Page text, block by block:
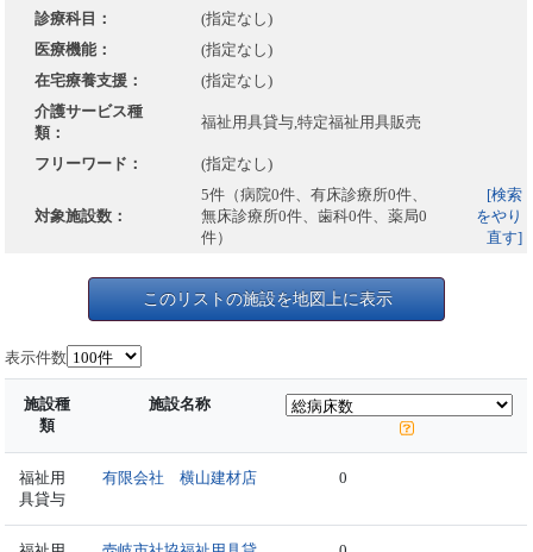
診療科目：
(指定なし)
医療機能：
(指定なし)
在宅療養支援：
(指定なし)
介護サービス種
類：
福祉用具貸与,特定福祉用具販売
フリーワード： (指定なし)
対象施設数：
5件（病院0件、有床診療所0件、
無床診療所0件、歯科0件、薬局0
件）
[検索
をやり
直す]
このリストの施設を地図上に表示
表示件数
施設種
類
施設名称
福祉用
具貸与
有限会社 横山建材店 0